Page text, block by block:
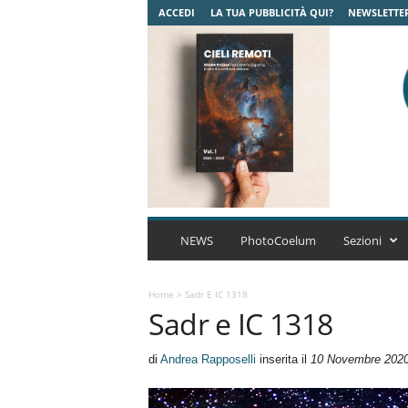
ACCEDI LA TUA PUBBLICITÀ QUI?
C
m
A
r
NEWS PhotoCoelum Sezioni
Home > Sadr E IC 1318
Sadr e IC 1318
di Andrea Rapposelli inserita il 10 Novembre